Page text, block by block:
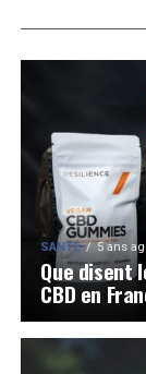
SANTÉ 5 ans
Que disent
CBD en